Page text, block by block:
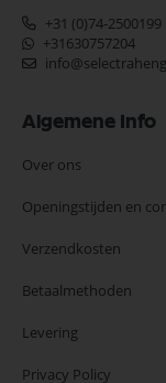
+31 (0)74-2500199
+31630757204
Algemene Info
Over ons
Openingstijden en
Verzendkosten
Betaalmethoden
Levering
Privacy Policy